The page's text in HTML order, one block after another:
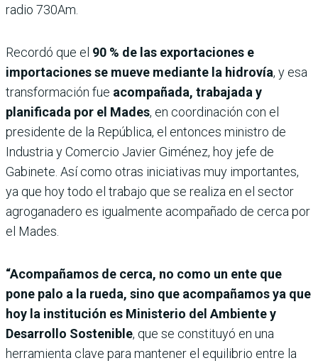
radio 730Am.
Recordó que el 90 % de las exportaciones e
importaciones se mueve mediante la hidrovía, y esa
transformación fue acompañada, trabajada y
planificada por el Mades, en coordinación con el
presidente de la República, el entonces ministro de
Industria y Comercio Javier Giménez, hoy jefe de
Gabinete. Así como otras iniciativas muy importantes,
ya que hoy todo el trabajo que se realiza en el sector
agroganadero es igualmente acompañado de cerca por
el Mades.
“Acompañamos de cerca, no como un ente que
pone palo a la rueda, sino que acompañamos ya que
hoy la institución es Ministerio del Ambiente y
Desarrollo Sostenible, que se constituyó en una
herramienta clave para mantener el equilibrio entre la